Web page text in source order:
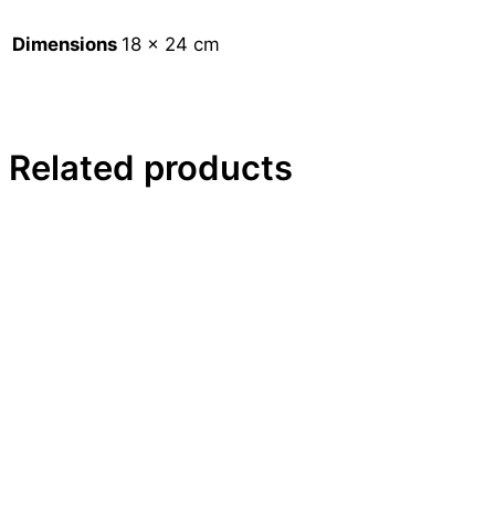
Cher
Dimensions 18 × 24 cm
Related products